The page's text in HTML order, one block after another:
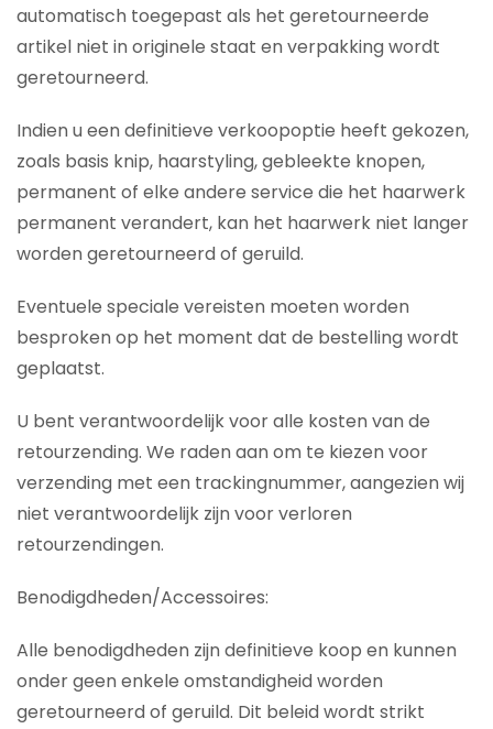
automatisch toegepast als het geretourneerde
artikel niet in originele staat en verpakking wordt
geretourneerd.
Indien u een definitieve verkoopoptie heeft gekozen,
zoals basis knip, haarstyling, gebleekte knopen,
permanent of elke andere service die het haarwerk
permanent verandert, kan het haarwerk niet langer
worden geretourneerd of geruild.
Eventuele speciale vereisten moeten worden
besproken op het moment dat de bestelling wordt
geplaatst.
U bent verantwoordelijk voor alle kosten van de
retourzending. We raden aan om te kiezen voor
verzending met een trackingnummer, aangezien wij
niet verantwoordelijk zijn voor verloren
retourzendingen.
Benodigdheden/Accessoires:
Alle benodigdheden zijn definitieve koop en kunnen
onder geen enkele omstandigheid worden
geretourneerd of geruild. Dit beleid wordt strikt